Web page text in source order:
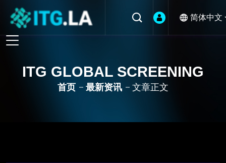
简体中文
ITG GLOBAL SCREENING
首页 最新资讯 文章正文